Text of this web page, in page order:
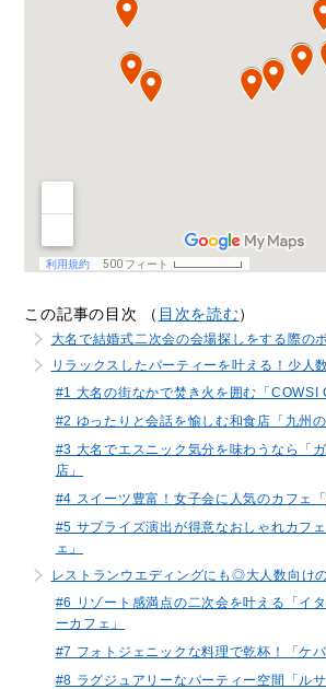
この記事の目次 （ 目次を読む）
大名で結婚式二次会の会場探しをする際の
リラックスしたパーティーを叶える！少人
#1 大名の街なかで焚き火を囲む「COWSI
#2 ゆったりと会話を愉しむ和食店「九州
#3 大名でエスニック気分を味わうなら「
店」
#4 スイーツ豊富！女子会に人気のカフェ
#5 サプライズ演出が得意なおしゃれカフ
ェ」
レストランウエディングにも◎大人数向け
#6 リゾート感満点の二次会を叶える「イ
ーカフェ」
#7 フォトジェニックな料理で乾杯！「ケ
#8 ラグジュアリーなパーティー空間「ルサ